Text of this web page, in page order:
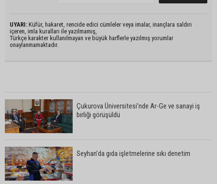
UYARI: Küfür, hakaret, rencide edici cümleler veya imalar, inançlara saldırı
içeren, imla kuralları ile yazılmamış,
Türkçe karakter kullanılmayan ve büyük harflerle yazılmış yorumlar
onaylanmamaktadır.
Çukurova Üniversitesi’nde Ar-Ge ve sanayi iş
birliği görüşüldü
Seyhan’da gıda işletmelerine sıkı denetim